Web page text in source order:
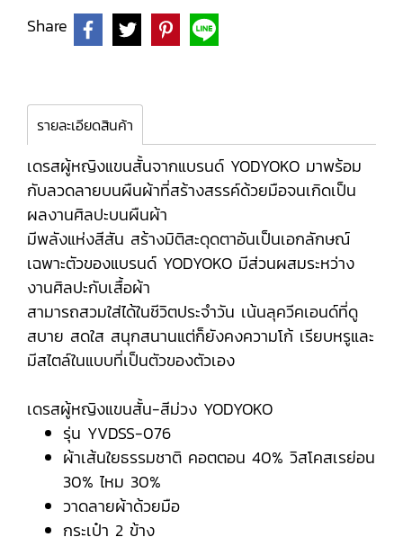
Share
รายละเอียดสินค้า
เดรสผู้หญิงแขนสั้นจากแบรนด์ YODYOKO มาพร้อม
กับลวดลายบนผืนผ้าที่สร้างสรรค์ด้วยมือจนเกิดเป็น
ผลงานศิลปะบนผืนผ้า
มีพลังแห่งสีสัน สร้างมิติสะดุดตาอันเป็นเอกลักษณ์
เฉพาะตัวของแบรนด์ YODYOKO มีส่วนผสมระหว่าง
งานศิลปะกับเสื้อผ้า
สามารถสวมใส่ได้ในชีวิตประจำวัน เน้นลุควีคเอนด์ที่ดู
สบาย สดใส สนุกสนานแต่ก็ยังคงความโก้ เรียบหรูและ
มีสไตล์ในแบบที่เป็นตัวของตัวเอง
เดรสผู้หญิงแขนสั้น-สีม่วง YODYOKO
รุ่น YVDSS-076
ผ้าเส้นใยธรรมชาติ คอตตอน 40% วิสโคสเรย่อน
30% ไหม 30%
วาดลายผ้าด้วยมือ
กระเป๋า 2 ข้าง